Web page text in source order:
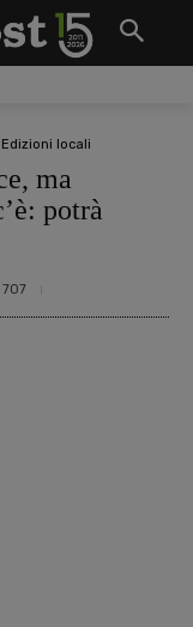
Edizioni locali
ma
potrà
707